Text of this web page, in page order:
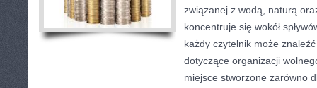
związanej z wodą, naturą
koncentruje się wokół
każdy czytelnik może
dotyczące organizacji
miejsce stworzone zarówno